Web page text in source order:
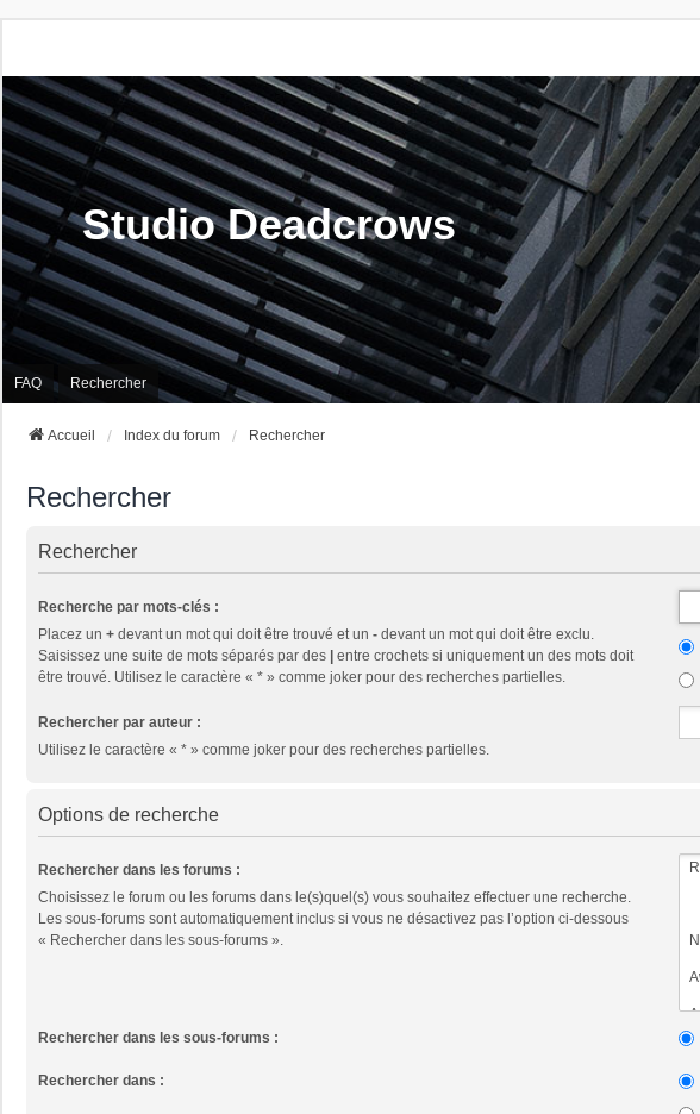
Studio Deadcrows
FAQ Rechercher
Accueil Index du forum Rechercher
Rechercher
Rechercher
Recherche par mots-clés :
Placez un + devant un mot qui doit être trouvé et un - devant un mot qui doit être exclu.
Saisissez une suite de mots séparés par des | entre crochets si uniquement un des mots doit
être trouvé. Utilisez le caractère « * » comme joker pour des recherches partielles.
Rechercher par auteur :
Utilisez le caractère « * » comme joker pour des recherches partielles.
Options de recherche
Rechercher dans les forums :
Choisissez le forum ou les forums dans le(s)quel(s) vous souhaitez effectuer une recherche.
Les sous-forums sont automatiquement inclus si vous ne désactivez pas l’option ci-dessous
« Rechercher dans les sous-forums ».
Rechercher dans les sous-forums :
Rechercher dans :